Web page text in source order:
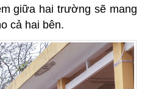
giữa hai trường sẽ mang
cả hai bên.